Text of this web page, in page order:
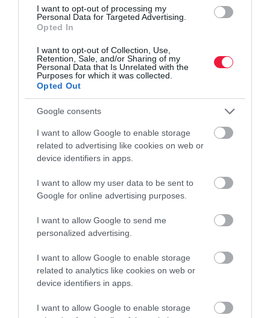
I want to opt-out of processing my
Personal Data for Targeted Advertising.
Opted In
I want to opt-out of Collection, Use,
Retention, Sale, and/or Sharing of my
Personal Data that Is Unrelated with the
Purposes for which it was collected.
Opted Out
Google consents
I want to allow Google to enable storage
related to advertising like cookies on web or
device identifiers in apps.
I want to allow my user data to be sent to
Google for online advertising purposes.
I want to allow Google to send me
personalized advertising.
I want to allow Google to enable storage
related to analytics like cookies on web or
device identifiers in apps.
I want to allow Google to enable storage
Igen eredményesen kezdték az évet a hazai önkéntes nyugdíj- és
egészségpénztárak, amelyek mind az összesített taglétszám, mind
a tagi és munkáltatói befizetések tekintetében jelentős
előrelépést…